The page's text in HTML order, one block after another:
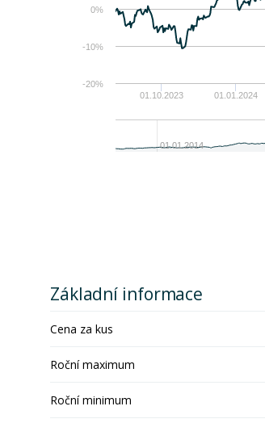
01.10.2023 01.01.2024
01.01.2014
-20%
-10%
0%
Základní informace
Cena za kus
Roční maximum
Roční minimum